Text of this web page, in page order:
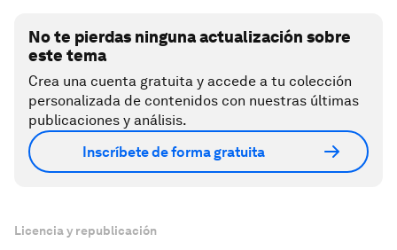
No te pierdas ninguna actualización sobre
este tema
Crea una cuenta gratuita y accede a tu colección
personalizada de contenidos con nuestras últimas
publicaciones y análisis.
Inscríbete de forma gratuita
Licencia y republicación